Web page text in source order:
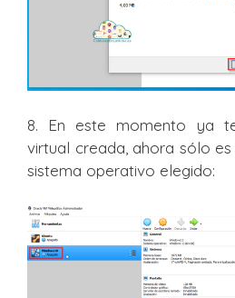
8. En este momento ya
virtual creada, ahora sólo
sistema operativo elegido: